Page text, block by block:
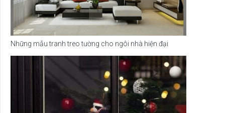
Những mẫu tranh treo tường cho ngôi nhà hiện đại